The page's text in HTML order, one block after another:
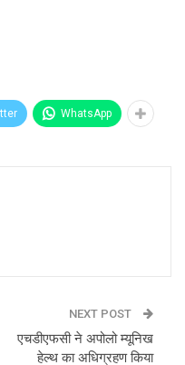
WhatsApp
NEXT POST
एचडीएफसी ने अपोलो म्यूनिख
हेल्थ का अधिग्रहण किया